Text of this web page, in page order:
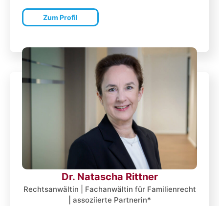
Zum Profil
Dr. Natascha Rittner
Rechtsanwältin | Fachanwältin für Familienrecht
| assoziierte Partnerin*